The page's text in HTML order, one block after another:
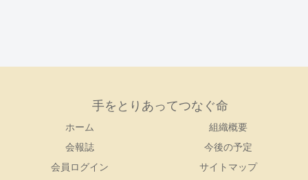
手をとりあってつなぐ命
ホーム
組織概要
会報誌
今後の予定
会員ログイン
サイトマップ